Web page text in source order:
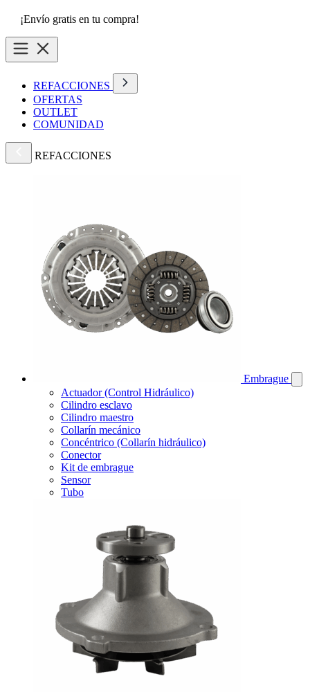
¡Envío gratis en tu compra!
REFACCIONES
OFERTAS
OUTLET
COMUNIDAD
REFACCIONES
Embrague
Actuador (Control Hidráulico)
Cilindro esclavo
Cilindro maestro
Collarín mecánico
Concéntrico (Collarín hidráulico)
Conector
Kit de embrague
Sensor
Tubo